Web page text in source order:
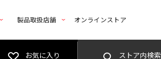
製品取扱店舗 オンラインストア
お気に入り ストア内検索